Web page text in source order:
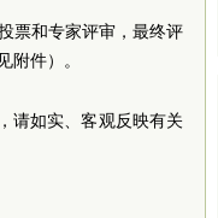
票和专家评审，最终评
附件）。
请如实、客观反映有关